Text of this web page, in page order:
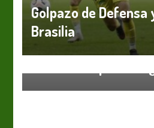
Golpazo de
Brasilia